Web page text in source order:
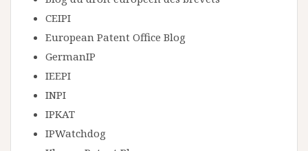
CEIPI
European Patent Office Blog
GermanIP
IEEPI
INPI
IPKAT
IPWatchdog